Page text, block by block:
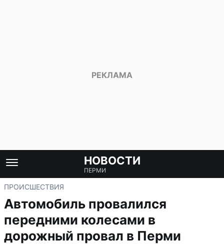
НОВОСТИ
ПЕРМИ
ПРОИСШЕСТВИЯ
Автомобиль провалился
передними колесами в
дорожный провал в Перми